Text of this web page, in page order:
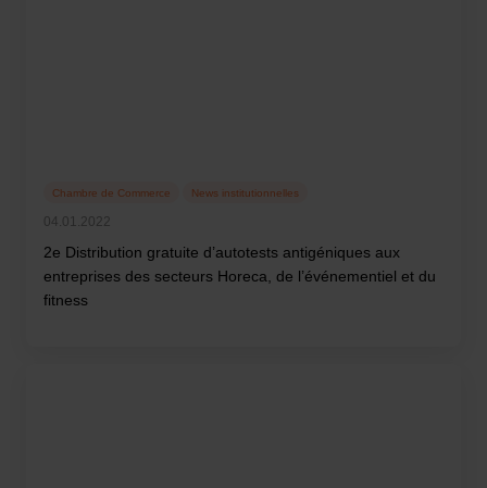
04.01.2022
Chambre de Commerce News institutionnelles
2e Distribution gratuite d’autotests antigéniques aux
entreprises des secteurs Horeca, de l’événementiel et du
fitness